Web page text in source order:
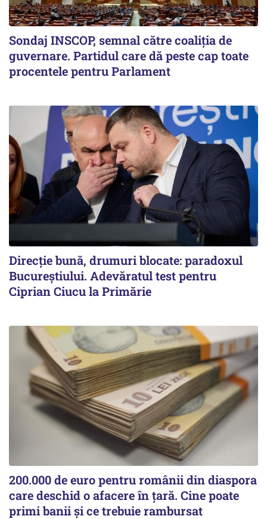
Sondaj INSCOP, semnal către coaliția de
guvernare. Partidul care dă peste cap toate
procentele pentru Parlament
Direcție bună, drumuri blocate: paradoxul
Bucureștiului. Adevăratul test pentru
Ciprian Ciucu la Primărie
200.000 de euro pentru românii din diaspora
care deschid o afacere în țară. Cine poate
primi banii și ce trebuie rambursat